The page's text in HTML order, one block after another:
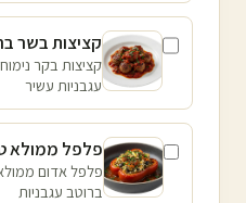
קציצות בשר
קציצות בקר
עגבניות עשיר
פלפל ממולא
פלפל אדום
ברוטב עגבניות